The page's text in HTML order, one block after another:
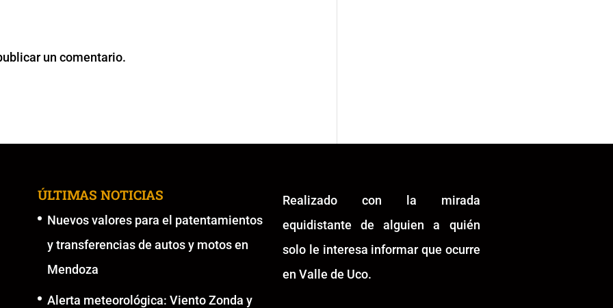
un comentario.
ÚLTIMAS NOTICIAS
Nuevos valores para el patentamientos
y transferencias de autos y motos en
Mendoza
Alerta meteorológica: Viento Zonda y
Realizado con la mirada
equidistante de alguien a quién
solo le interesa informar que ocurre
en Valle de Uco.